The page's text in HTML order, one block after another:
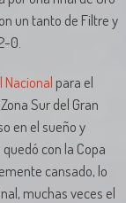
un tanto de Filtre y
0.
Nacional para el
Sur del Gran
en el sueño y
con la Copa
cansado, lo
muchas veces el